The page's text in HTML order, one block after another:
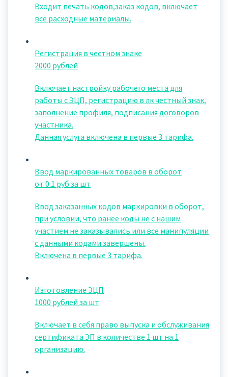
Входит печать кодов,заказ кодов, включает
все расходные материалы.
Регистрация в честном знаке
2000 рублей
Включает настройку рабочего места для
работы с ЭЦП, регистрацию в лк честный знак,
заполнение профиля, подписания договоров
участника.
Данная услуга включена в первые 3 тарифа.
Ввод маркированных товаров в оборот
от 0.1 руб за шт
Ввод заказанных кодов маркировки в оборот,
при условии, что ранее коды не с нашим
участием не заказывались или все манипуляции
с данными кодами завершены.
Включена в первые 3 тарифа.
Изготовление ЭЦП
1000 рублей за шт
Включает в себя право выпуска и обслуживания
сертификата ЭП в количестве 1 шт на 1
организацию.